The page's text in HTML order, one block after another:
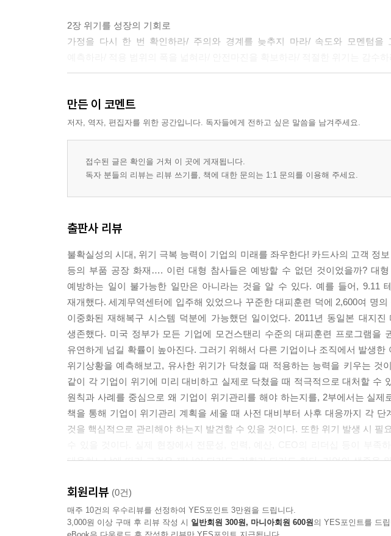
2장 위기를 성장의 기회로
가정을 다시 한 번 확인하라/ 주의와 경계를 늦추지 마라/ 속도와 모멘텀을
2부 기업을 위한 위기관리 실천 가이드
1장 위기관리의 기본 개요
위기관리체계의 운용/ 7. 긴급 시 주요 행동 요령/ 8. 교육과 훈련/ 9. 정보 공개/
2장 긴급 시 행동 매뉴얼
만든 이 코멘트
저자, 역자, 편집자를 위한 공간입니다. 독자들에게 전하고 싶은 말씀을 남겨주세요.
접수된 글은 확인을 거쳐 이 곳에 게재됩니다.
독자 분들의 리뷰는 리뷰 쓰기를, 책에 대한 문의는 1:1 문의를 이용해 주세요.
출판사 리뷰
불확실성의 시대, 위기 극복 능력이 기업의 미래를 좌우한다! 카드사의 고객 정
등의 부품 공장 화재…. 이런 대형 참사들은 예방할 수 없던 것이었을까? 대
예방하는 일이 불가능한 일만은 아니라는 것을 알 수 있다. 예를 들어, 9.11
재개했다. 세계무역센터에 입주해 있었으나 꾸준한 대피훈련 덕에 2,600여 명
이중화된 재해복구 시스템 덕분에 가능했던 일이었다. 2011년 동일본 대지
생존했다. 미국 정부가 모든 기업에 모건스탠리 수준의 대피훈련 프로그램을
유연하게 넘길 확률이 높아진다. 그러기 위해서 다른 기업이나 조직에서 발생
위기상황을 예측해보고, 유사한 위기가 닥쳤을 때 적용하는 능력을 키우는
같이 각 기업이 위기에 미리 대비하고 실제로 닥쳤을 때 적극적으로 대처할 수
원칙과 사례를 중심으로 왜 기업이 위기관리를 해야 하는지를, 2부에서는 실
책을 통해 기업이 위기관리 계획을 세울 때 사전 대비부터 사후 대응까지 각
것을 핵심적으로 관리해야 하는지 발견할 수 있을 것이다. 또한 위기 발생 시
수 있을 것이다. 실제 현장에서 전문성, 인력, 예산, CEO의 리더십 등이 부족
대응하느냐에 따라 그것은 재난이 되기도, 기회가 되기도 한다. 기업의 생존을
발견하기 바란다.
회원리뷰 (0건)
매주 10건의 우수리뷰를 선정하여 YES포인트 3만원을 드립니다.
3,000원 이상 구매 후 리뷰 작성 시 일반회원 300원, 마니아회원 600원의 YES포인트를 드